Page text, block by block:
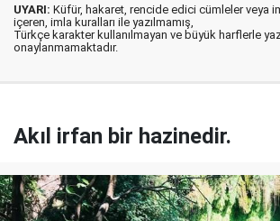
UYARI: Küfür, hakaret, rencide edici cümleler veya
içeren, imla kuralları ile yazılmamış,
Türkçe karakter kullanılmayan ve büyük harflerle
onaylanmamaktadır.
Akıl irfan bir hazinedir.